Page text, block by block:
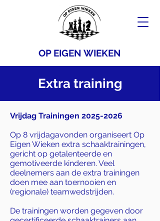
OP EIGEN WIEKEN
Extra training
Vrijdag Trainingen 2025-2026
Op 8 vrijdagavonden organiseert Op
Eigen Wieken extra schaaktrainingen,
gericht op getalenteerde en
gemotiveerde kinderen. Veel
deelnemers aan de extra trainingen
doen mee aan toernooien en
(regionale) teamwedstrijden.
De trainingen worden gegeven door